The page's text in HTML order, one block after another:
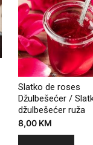
Slatko de roses
Džulbešećer /
džulbešećer ruža
8,00 KM